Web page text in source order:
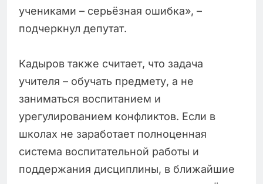
учениками – серьёзная ошибка», –
подчеркнул депутат.
Кадыров также считает, что задача
учителя – обучать предмету, а не
заниматься воспитанием и
урегулированием конфликтов. Если в
школах не заработает полноценная
система воспитательной работы и
поддержания дисциплины, в ближайшие